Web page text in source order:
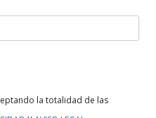
la totalidad de las